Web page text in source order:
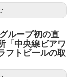
ループ初の直
「中央線ビアワ
フトビールの取